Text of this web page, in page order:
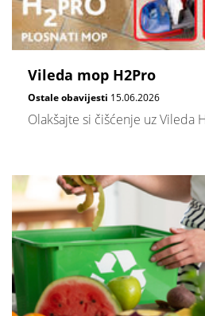
Vileda mop H2Pro
Ostale obavijesti 15.06.2026
Olakšajte si čišćenje uz Vileda